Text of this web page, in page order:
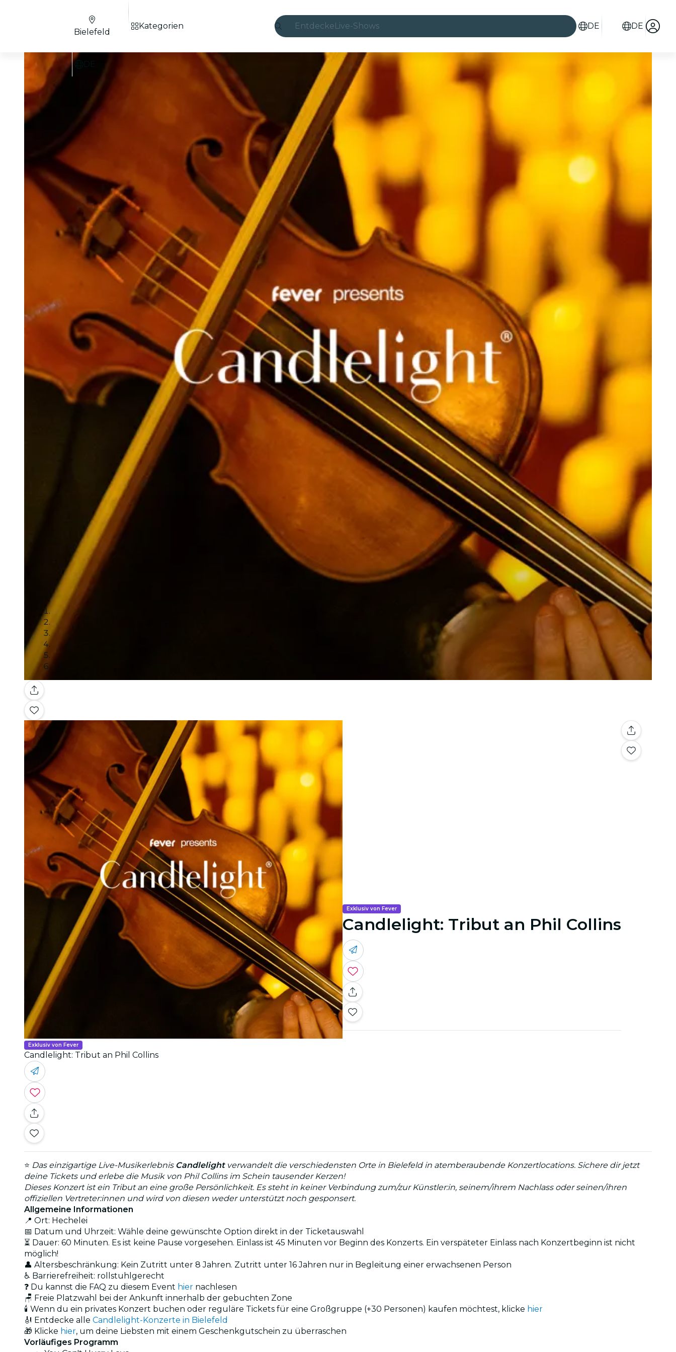
EntdeckeLive-Shows
Candlelight
London
Erlebnisse und Städte
Seoul
Stadttouren
Konzerte
Restaurants
DE DE
Bielefeld
DE
Kategorien
Galerie
Exklusiv von Fever
Candlelight: Tribut an Phil Collins
Exklusiv von Fever
Candlelight: Tribut an Phil Collins
⭐ Das einzigartige Live-Musikerlebnis Candlelightverwandelt die verschiedensten Orte in Bielefeld in atemberaubende Konzertlocations. Sichere dir jetzt
deine Tickets und erlebe die Musik von Phil Collins im Schein tausender Kerzen!
Dieses Konzert ist ein Tribut an eine große Persönlichkeit. Es steht in keiner Verbindung zum/zur Künstler:in, seinem/ihrem Nachlass oder seinen/ihren
offiziellen Vertreter:innen und wird von diesen weder unterstützt noch gesponsert.
Allgemeine Informationen
📍 Ort: Hechelei
📅 Datum und Uhrzeit: Wähle deine gewünschte Option direkt in der Ticketauswahl
⏳ Dauer: 60 Minuten. Es ist keine Pause vorgesehen. Einlass ist 45 Minuten vor Beginn des Konzerts. Ein verspäteter Einlass nach Konzertbeginn ist nicht
möglich!
👤 Altersbeschränkung: Kein Zutritt unter 8 Jahren. Zutritt unter 16 Jahren nur in Begleitung einer erwachsenen Person
♿ Barrierefreiheit: rollstuhlgerecht
❓ Du kannst die FAQ zu diesem Event hier nachlesen
🪑 Freie Platzwahl bei der Ankunft innerhalb der gebuchten Zone
🕯️ Wenn du ein privates Konzert buchen oder reguläre Tickets für eine Großgruppe (+30 Personen) kaufen möchtest, klicke hier
🎻 Entdecke alle Candlelight-Konzerte in Bielefeld
🎁 Klicke hier, um deine Liebsten mit einem Geschenkgutschein zu überraschen
Vorläufiges Programm